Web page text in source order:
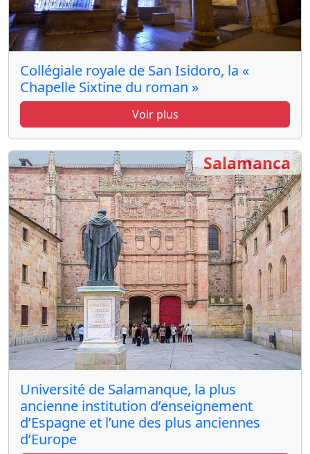
Collégiale royale de San Isidoro, la «
Chapelle Sixtine du roman »
Voir plus
Université de Salamanque, la plus
ancienne institution d’enseignement
d’Espagne et l’une des plus anciennes
d’Europe
Salamanca